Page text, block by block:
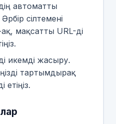
автоматты
сілтемені
мақсатты URL-ді
икемді жасыру.
тартымдырақ
етіңіз.